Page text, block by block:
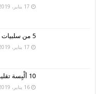
17 يناير، 2019
5 من سلبيات التسوق عبر الإنترنت ؟
17 يناير، 2019
10 ألْبِسة تقليدية من حول العالم
16 يناير، 2019